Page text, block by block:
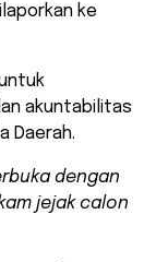
ke
akuntabilitas
Daerah.
dengan
jejak calon